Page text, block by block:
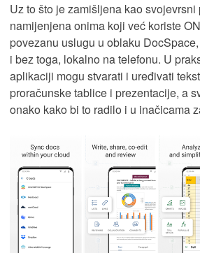
Uz to što je zamišljena kao svojevrsni
namijenjena onima koji već koriste
povezanu uslugu u oblaku
i bez toga, lokalno na telefonu. U
aplikaciji mogu stvarati i uređivati
proračunske tablice i prezentacije, a
onako kako bi to radilo i u inačicama